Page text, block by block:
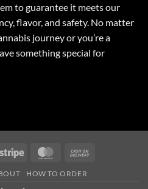
to guarantee it meets our
flavor, and safety. No matter
journey or you’re a
something special for
Stripe MasterCard
HOW TO ORDER